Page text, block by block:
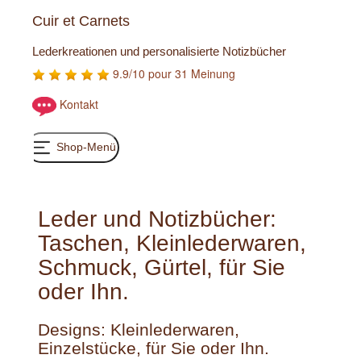
Cuir et Carnets
Lederkreationen und personalisierte Notizbücher
9.9/10 pour 31 Meinung
Kontakt
Shop-Menü
Leder und Notizbücher:
Taschen, Kleinlederwaren,
Schmuck, Gürtel, für Sie
oder Ihn.
Designs: Kleinlederwaren,
Einzelstücke, für Sie oder Ihn.